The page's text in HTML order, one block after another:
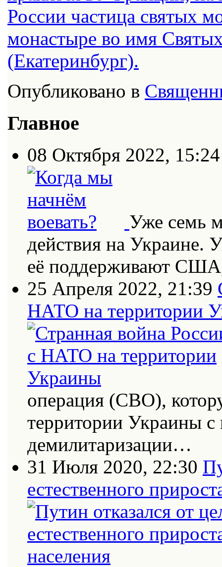
России частица святых
монастыре во имя
(Екатеринбург).
Опубликовано в
Главное
08 Октября 2022, 15:24
Уже семь
действия на Украине.
её поддерживают
25 Апреля 2022, 21:39
НАТО на территории
операция (СВО),
территории Украины
демилитаризации…
31 Июля 2020, 22:30
естественного